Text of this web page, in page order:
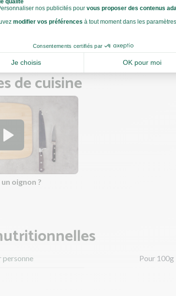
des champignons et la moitié des carottes.
à saucisse, l’œuf et le nuoc mam. Poivrez.
de cuisine
oignon ?
personne Pour 100g